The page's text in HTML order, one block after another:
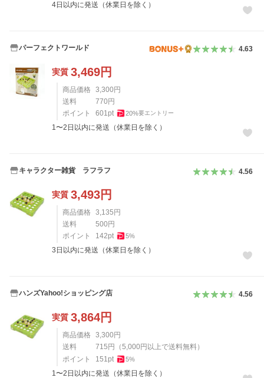
4日以内に発送（休業日を除く）
パーフェクトワールド 4.63
実質 3,469円
商品価格 3,300 円
送料
770 円
ポイント
601pt 20%要エントリー
1〜2日以内に発送（休業日を除く）
キャラクター雑貨 ラフラフ 4.56
実質 3,493円
商品価格 3,135 円
送料
500 円
ポイント
142pt 5%
3日以内に発送（休業日を除く）
ハンズYahoo!ショッピング店 4.56
実質 3,864円
商品価格 3,300 円
送料
715 円 （5,000 円以上で送料無料）
ポイント
151pt 5%
1〜2日以内に発送（休業日を除く）